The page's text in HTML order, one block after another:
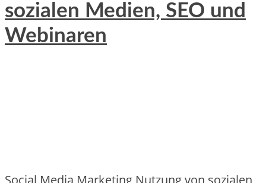
sozialen Medien, SEO und
Webinaren